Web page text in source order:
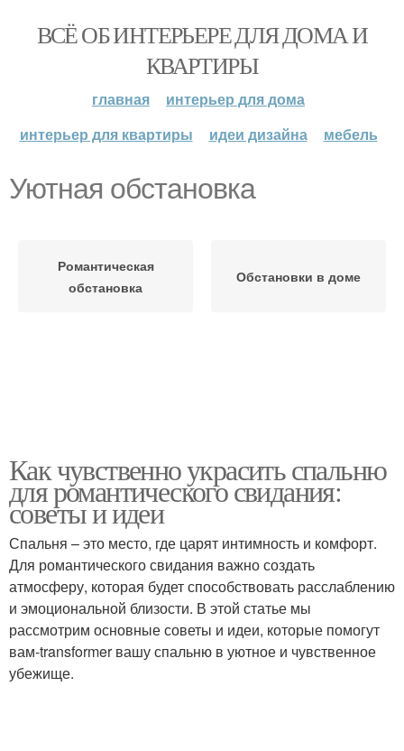
ВСЁ ОБ ИНТЕРЬЕРЕ ДЛЯ ДОМА И
КВАРТИРЫ
главная
интерьер для дома
интерьер для квартиры
идеи дизайна мебель
Уютная обстановка
Романтическая
обстановка
Обстановки в доме
Как чувственно украсить спальню
для романтического свидания:
советы и идеи
Спальня – это место, где царят интимность и комфорт.
Для романтического свидания важно создать
атмосферу, которая будет способствовать расслаблению
и эмоциональной близости. В этой статье мы
рассмотрим основные советы и идеи, которые помогут
вам-transformer вашу спальню в уютное и чувственное
убежище.